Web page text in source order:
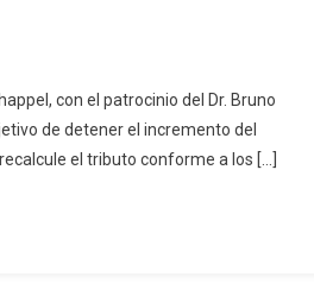
con el patrocinio del Dr. Bruno
de detener el incremento del
el tributo conforme a los […]